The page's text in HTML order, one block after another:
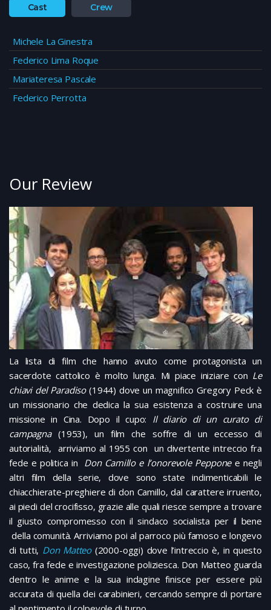
Cast Crew
Michele La Ginestra
Federico Lima Roque
Mariateresa Pascale
Federico Perrotta
Our Review
La lista di film che hanno avuto come protagonista un
sacerdote cattolico è molto lunga. Mi piace iniziare con Le
chiavi del Paradiso (1944) dove un magnifico Gregory Peck è
un missionario che dedica la sua esistenza a costruire una
missione in Cina. Dopo il cupo: Il diario di un curato di
campagna(1953), un film che soffre di un eccesso di
autorialità, arriviamo al 1955 con un divertente intreccio fra
fede e politica in Don Camillo e l’onorevole Pepponee negli
altri film della serie, dove sono state indimenticabili le
chiacchierate-preghiere di don Camillo, dal carattere irruento,
ai piedi del crocifisso, grazie alle quali riesce sempre a trovare
il giusto compromesso con il sindaco socialista per il bene
della comunità. Arriviamo poi al parroco più famoso e longevo
di tutti, Don Matteo(2000-oggi) dove l’intreccio è, in questo
caso, fra fede e investigazione poliziesca. Don Matteo guarda
dentro le anime e la sua indagine finisce per essere più
accurata di quella dei carabinieri, cercando sempre di portare